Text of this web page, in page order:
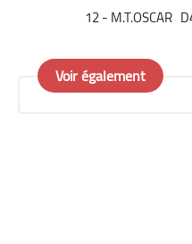
12 - M.T.OSCAR
Voir également